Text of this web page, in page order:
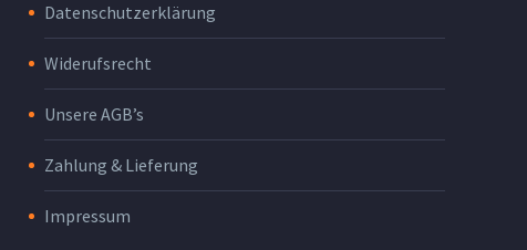
Datenschutzerklärung
Widerufsrecht
Unsere AGB’s
Zahlung & Lieferung
Impressum